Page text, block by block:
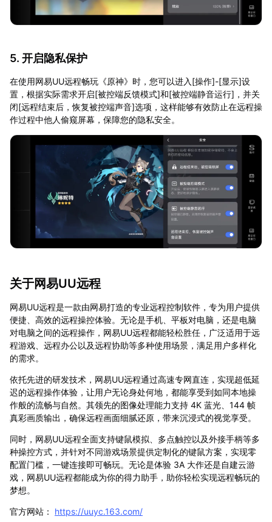
5. 开启隐私保护
在使用网易UU远程畅玩《原神》时，您可以进入[操作]-[显示]设
置，根据实际需求开启[被控端反馈模式]和[被控端静音运行]，并关
闭[远程结束后，恢复被控端声音]选项，这样能够有效防止在远程操
作过程中他人偷窥屏幕，保障您的隐私安全。
关于网易UU远程
网易UU远程是一款由网易打造的专业远程控制软件，专为用户提供
便捷、高效的远程操控体验。无论是手机、平板对电脑，还是电脑
对电脑之间的远程操作，网易UU远程都能轻松胜任，广泛适用于远
程游戏、远程办公以及远程协助等多种使用场景，满足用户多样化
的需求。
依托先进的研发技术，网易UU远程通过高速专网直连，实现超低延
迟的远程操作体验，让用户无论身处何地，都能享受到如同本地操
作般的流畅与自然。其领先的图像处理能力支持 4K 蓝光、144 帧
真彩画质输出，确保远程画面细腻还原，带来沉浸式的视觉享受。
同时，网易UU远程全面支持键鼠模拟、多点触控以及外接手柄等多
种操控方式，并针对不同游戏场景提供定制化的键鼠方案，实现零
配置门槛，一键连接即可畅玩。无论是体验 3A 大作还是自建云游
戏，网易UU远程都能成为你的得力助手，助你轻松实现远程畅玩的
梦想。
官方网站： https://uuyc.163.com/